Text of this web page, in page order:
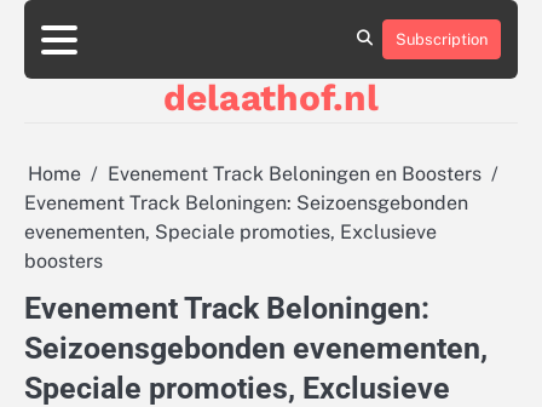
Skip
content
About
Contact
Cookie
Privacy
Sitemap
Terms
Conditions
Subscription
delaathof.nl
Home
Evenement Track Beloningen en Boosters
Evenement Track Beloningen: Seizoensgebonden
evenementen, Speciale promoties, Exclusieve
boosters
Evenement Track Beloningen:
Seizoensgebonden evenementen,
Speciale promoties, Exclusieve